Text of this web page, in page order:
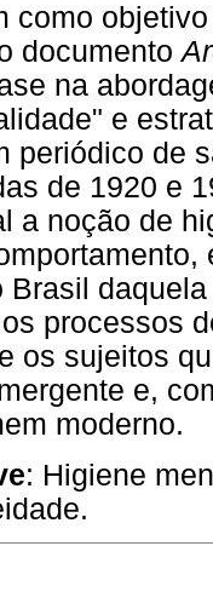
como
documento
na
e
periódico de
de 1920 e
a noção de
Brasil
processos
os sujeitos
e,
moderno.
: Higiene